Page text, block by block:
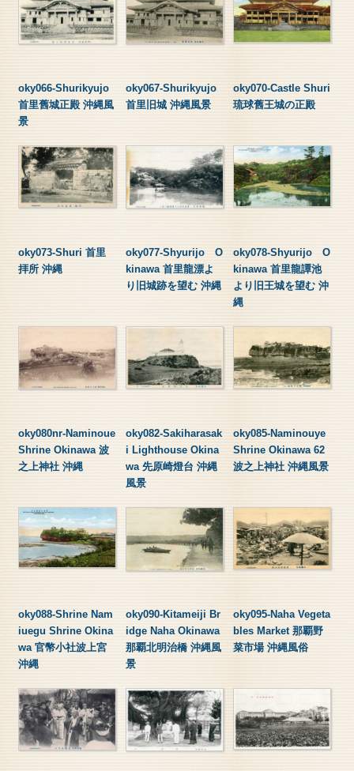
oky066-Shurikyujo
首里舊城正殿 沖縄風
景
oky067-Shurikyujo
首里旧城 沖縄風景
oky070-Castle Shuri
琉球舊王城の正殿
oky073-Shuri 首里
拝所 沖縄
oky077-Shyurijo O
kinawa 首里龍漂よ
り旧城跡を望む 沖縄
oky078-Shyurijo O
kinawa 首里龍譚池
より旧王城を望む 沖
縄
oky080nr-Naminoue
Shrine Okinawa 波
之上神社 沖縄
oky082-Sakiharasak
i Lighthouse Okina
wa 先原崎燈台 沖縄
風景
oky085-Naminouye
Shrine Okinawa 62
波之上神社 沖縄風景
oky088-Shrine Nam
iuegu Shrine Okina
wa 官幣小社波上宮
沖縄
oky090-Kitameiji Br
idge Naha Okinawa
那覇北明治橋 沖縄風
景
oky095-Naha Vegeta
bles Market 那覇野
菜市場 沖縄風俗